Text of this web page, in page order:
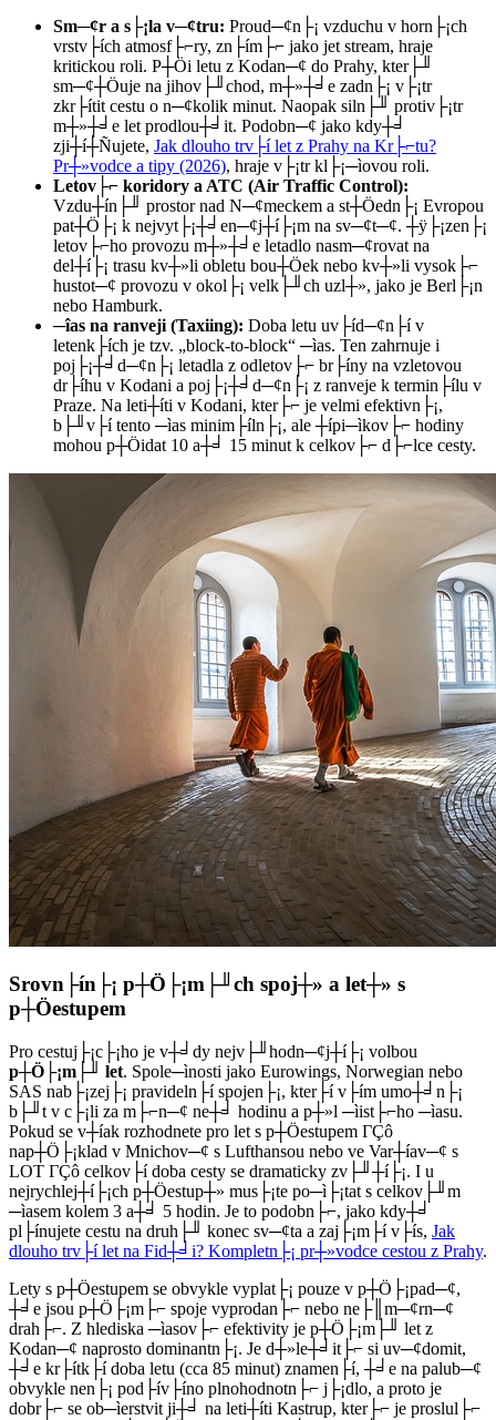
Sm─¢r a s├¡la v─¢tru: Proud─¢n├¡ vzduchu v horn├¡ch
vrstv├ích atmosf├⌐ry, zn├ím├⌐ jako jet stream, hraje
kritickou roli. P┼Öi letu z Kodan─¢ do Prahy, kter├╜
sm─¢┼Öuje na jihov├╜chod, m┼»┼╛e zadn├¡ v├¡tr
zkr├ítit cestu o n─¢kolik minut. Naopak siln├╜ protiv├¡tr
m┼»┼╛e let prodlou┼╛it. Podobn─¢ jako kdy┼╛
zji┼í┼Ñujete, Jak dlouho trv├í let z Prahy na Kr├⌐tu?
Pr┼»vodce a tipy (2026), hraje v├¡tr kl├¡─ìovou roli.
Letov├⌐ koridory a ATC (Air Traffic Control):
Vzdu┼ín├╜ prostor nad N─¢meckem a st┼Öedn├¡ Evropou
pat┼Ö├¡ k nejvyt├¡┼╛en─¢j┼í├¡m na sv─¢t─¢. ┼ÿ├¡zen├¡
letov├⌐ho provozu m┼»┼╛e letadlo nasm─¢rovat na
del┼í├¡ trasu kv┼»li obletu bou┼Öek nebo kv┼»li vysok├⌐
hustot─¢ provozu v okol├¡ velk├╜ch uzl┼», jako je Berl├¡n
nebo Hamburk.
─îas na ranveji (Taxiing): Doba letu uv├íd─¢n├í v
letenk├ích je tzv. „block-to-block“ ─ìas. Ten zahrnuje i
poj├¡┼╛d─¢n├¡ letadla z odletov├⌐ br├íny na vzletovou
dr├íhu v Kodani a poj├¡┼╛d─¢n├¡ z ranveje k termin├ílu v
Praze. Na leti┼íti v Kodani, kter├⌐ je velmi efektivn├¡,
b├╜v├í tento ─ìas minim├íln├¡, ale ┼ípi─ìkov├⌐ hodiny
mohou p┼Öidat 10 a┼╛ 15 minut k celkov├⌐ d├⌐lce cesty.
Srovn├ín├¡ p┼Ö├¡m├╜ch spoj┼» a let┼» s
p┼Öestupem
Pro cestuj├¡c├¡ho je v┼╛dy nejv├╜hodn─¢j┼í├¡ volbou
p┼Ö├¡m├╜ let. Spole─ìnosti jako Eurowings, Norwegian nebo
SAS nab├¡zej├¡ pravideln├í spojen├¡, kter├í v├ím umo┼╛n├¡
b├╜t v c├¡li za m├⌐n─¢ ne┼╛ hodinu a p┼»l ─ìist├⌐ho ─ìasu.
Pokud se v┼íak rozhodnete pro let s p┼Öestupem ΓÇô
nap┼Ö├¡klad v Mnichov─¢ s Lufthansou nebo ve Var┼íav─¢ s
LOT ΓÇô celkov├í doba cesty se dramaticky zv├╜┼í├¡. I u
nejrychlej┼í├¡ch p┼Öestup┼» mus├¡te po─ì├¡tat s celkov├╜m
─ìasem kolem 3 a┼╛ 5 hodin. Je to podobn├⌐, jako kdy┼╛
pl├ínujete cestu na druh├╜ konec sv─¢ta a zaj├¡m├í v├ís, Jak
dlouho trv├í let na Fid┼╛i? Kompletn├¡ pr┼»vodce cestou z Prahy.
Lety s p┼Öestupem se obvykle vyplat├¡ pouze v p┼Ö├¡pad─¢,
┼╛e jsou p┼Ö├¡m├⌐ spoje vyprodan├⌐ nebo ne├║m─¢rn─¢
drah├⌐. Z hlediska ─ìasov├⌐ efektivity je p┼Ö├¡m├╜ let z
Kodan─¢ naprosto dominantn├¡. Je d┼»le┼╛it├⌐ si uv─¢domit,
┼╛e kr├ítk├í doba letu (cca 85 minut) znamen├í, ┼╛e na palub─¢
obvykle nen├¡ pod├ív├íno plnohodnotn├⌐ j├¡dlo, a proto je
dobr├⌐ se ob─ìerstvit ji┼╛ na leti┼íti Kastrup, kter├⌐ je proslul├⌐